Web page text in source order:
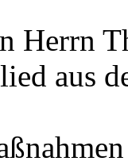
Herrn
aus